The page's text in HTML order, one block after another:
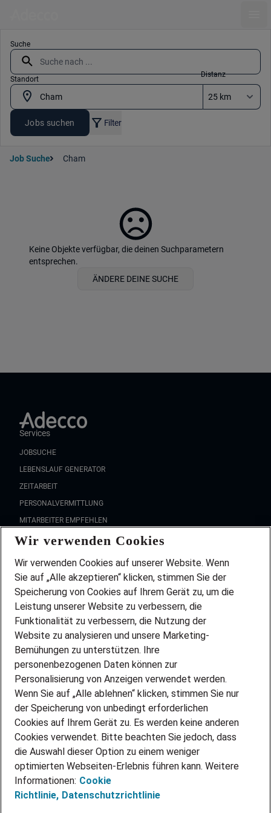
Suche
Standort
Distanz
Jobs suchen Filter
Job Suche Cham
Keine Objekte verfügbar, die deinen Suchparametern
entsprechen.
ÄNDERE DEINE SUCHE
Services
JOBSUCHE
LEBENSLAUF GENERATOR
ZEITARBEIT
PERSONALVERMITTLUNG
MITARBEITER EMPFEHLEN
FAQ
Wir stellen ein!
DEINE BERUFSGRUPPE
DEINE LEBENSSITUATION
PARTNERSHIP WITH AIRBUS
INITIATIV BEWERBEN
ÜBER UNS
STANDORTE
BLOG
PRESSE
KONTAKT
@Adecco 2026
IMPRESSUM
DATENSCHUTZ
Wir verwenden Cookies
Wir verwenden Cookies auf unserer Website. Wenn
Sie auf „Alle akzeptieren“ klicken, stimmen Sie der
Speicherung von Cookies auf Ihrem Gerät zu, um die
Leistung unserer Website zu verbessern, die
Funktionalität zu verbessern, die Nutzung der
Website zu analysieren und unsere Marketing-
Bemühungen zu unterstützen. Ihre
personenbezogenen Daten können zur
Personalisierung von Anzeigen verwendet werden.
Wenn Sie auf „Alle ablehnen“ klicken, stimmen Sie nur
der Speicherung von unbedingt erforderlichen
Cookies auf Ihrem Gerät zu. Es werden keine anderen
Cookies verwendet. Bitte beachten Sie jedoch, dass
die Auswahl dieser Option zu einem weniger
optimierten Webseiten-Erlebnis führen kann. Weitere
Informationen: Cookie
Richtlinie, Datenschutzrichtlinie